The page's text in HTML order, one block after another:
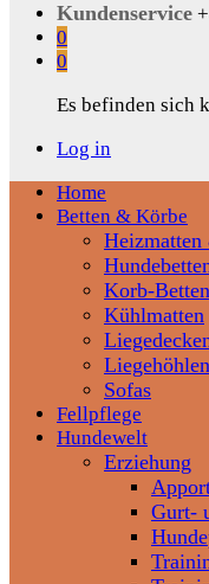
Kundenservice
0
0
Es befinden sich
Log in
Home
Betten & Körbe
Korb-
Kühlmatten
Liegehöhlen
Sofas
Fellpflege
Hundewelt
Erziehung
Gurt-